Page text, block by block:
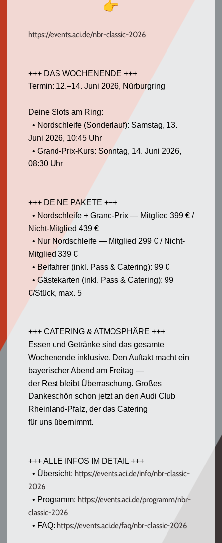
https://events.aci.de/nbr-classic-2026
+++ DAS WOCHENENDE +++
Termin: 12.–14. Juni 2026, Nürburgring
Deine Slots am Ring:
• Nordschleife (Sonderlauf): Samstag, 13.
Juni 2026, 10:45 Uhr
• Grand-Prix-Kurs: Sonntag, 14. Juni 2026,
08:30 Uhr
+++ DEINE PAKETE +++
• Nordschleife + Grand-Prix — Mitglied 399 € /
Nicht-Mitglied 439 €
• Nur Nordschleife — Mitglied 299 € / Nicht-
Mitglied 339 €
• Beifahrer (inkl. Pass & Catering): 99 €
• Gästekarten (inkl. Pass & Catering): 99
€/Stück, max. 5
+++ CATERING & ATMOSPHÄRE +++
Essen und Getränke sind das gesamte
Wochenende inklusive. Den Auftakt macht ein
bayerischer Abend am Freitag —
der Rest bleibt Überraschung. Großes
Dankeschön schon jetzt an den Audi Club
Rheinland-Pfalz, der das Catering
für uns übernimmt.
+++ ALLE INFOS IM DETAIL +++
• Übersicht: https://events.aci.de/info/nbr-classic-
2026
• Programm: https://events.aci.de/programm/nbr-
classic-2026
• FAQ: https://events.aci.de/faq/nbr-classic-2026